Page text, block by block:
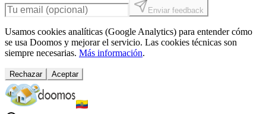
Enviar feedback
Usamos cookies analíticas (Google Analytics) para entender cómo
se usa Doomos y mejorar el servicio. Las cookies técnicas son
siempre necesarias. Más información.
Rechazar Aceptar